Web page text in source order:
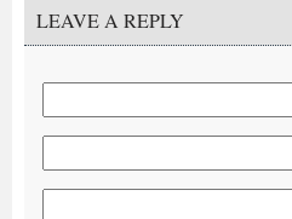
LEAVE A REPLY